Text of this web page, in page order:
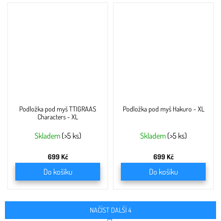
Podložka pod myš TTIGRAAS
Characters - XL
Skladem (>5 ks)
699 Kč
Do košíku
Podložka pod myš Hakuro - XL
Skladem (>5 ks)
699 Kč
Do košíku
NAČÍST DALŠÍ 4